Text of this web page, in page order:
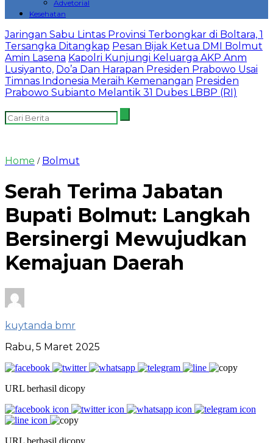
Advetorial
Kesehatan
Jaringan Sabu Lintas Provinsi Terbongkar di Boltara, 1
Tersangka Ditangkap Pesan Bijak Ketua DMI Bolmut
Amin Lasena Kapolri Kunjungi Keluarga AKP Anm
Lusiyanto, Do’a Dan Harapan Presiden Prabowo Usai
Timnas Indonesia Meraih Kemenangan Presiden
Prabowo Subianto Melantik 31 Dubes LBBP (RI)
Home / Bolmut
Serah Terima Jabatan
Bupati Bolmut: Langkah
Bersinergi Mewujudkan
Kemajuan Daerah
kuytanda bmr
Rabu, 5 Maret 2025
URL berhasil dicopy
URL berhasil dicopy